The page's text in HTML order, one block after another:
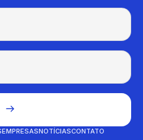
EMPRESASNOTÍCIASCONTATO